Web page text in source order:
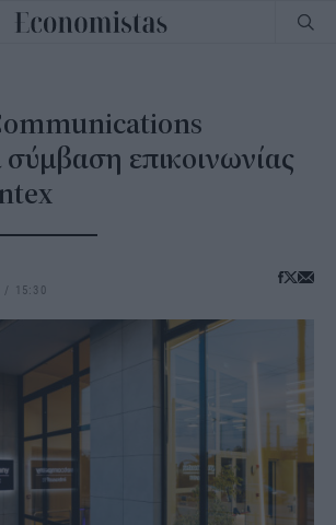
επικοινωνίας
15:30